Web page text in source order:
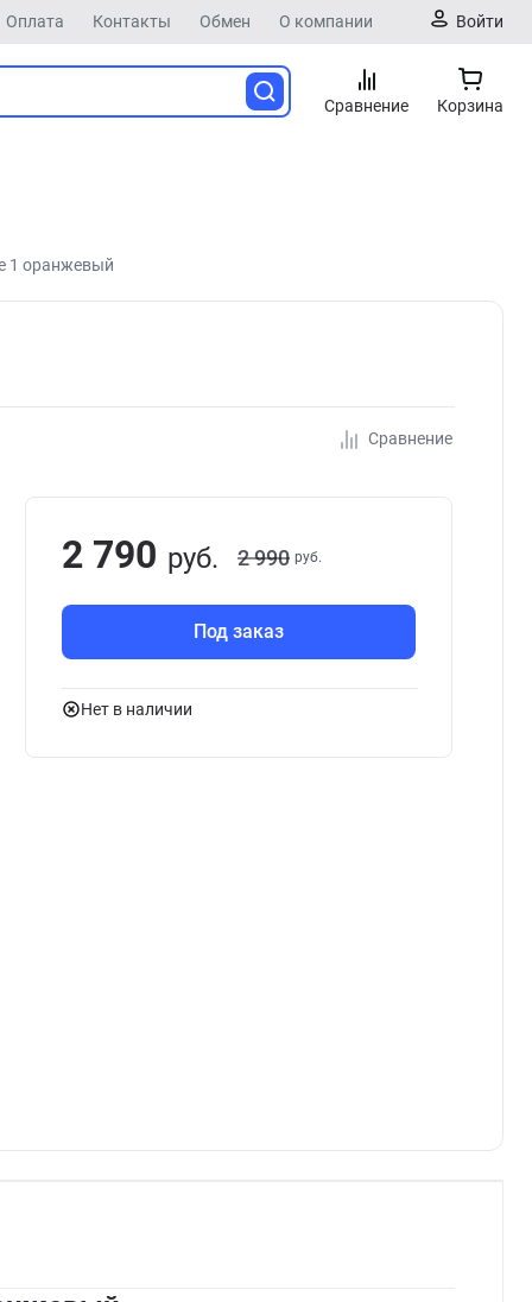
Оплата Контакты Обмен О компании Войти
Сравнение Корзина
1 оранжевый
Сравнение
2 790 руб. 2 990 руб.
Под заказ
Нет в наличии